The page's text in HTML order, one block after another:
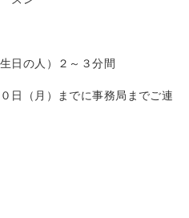
日の人）２～３分間
日（月）までに事務局までご連